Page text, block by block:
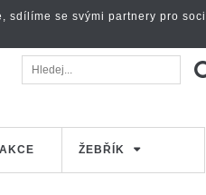
AKCE ŽEBŘÍK
sdílíme se svými partnery pro